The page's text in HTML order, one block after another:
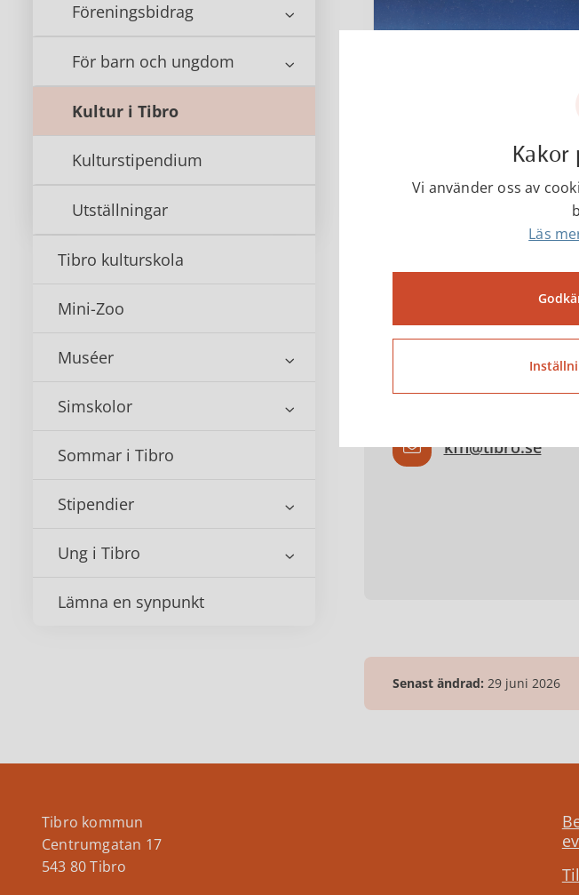
Föreningsbidrag
För barn och ungdom
Kultur i Tibro
Kulturstipendium
Utställningar
Tibro kulturskola
Mini-Zoo
Muséer
Simskolor
Sommar i Tibro
Stipendier
Ung i Tibro
Lämna en synpunkt
Konstverk i Tibro
Här kan du se och läsa
Kontakta
Kultur & Fritid
kfn@tibro.se
Senast ändrad: 29 juni 2026
Tibro kommun
Centrumgatan 17
543 80 Tibro
Kakor
Vi använder oss av
Läs